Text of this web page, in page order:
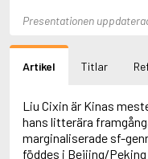
Abele, Inga
Aboulela, Leila
Abrahams, Peter (f.
Abrahamson, Emmy
Abse, Dannie
Abu-Jaber, Diana
Presentationen
Artikel Titlar
Liu Cixin är Kinas
hans litterära
marginaliserade sf-
föddes i Beijing/